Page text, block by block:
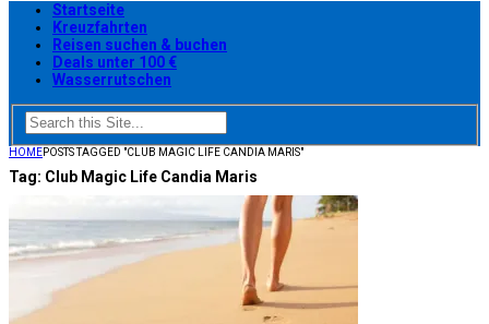
Startseite
Kreuzfahrten
Reisen suchen & buchen
Deals unter 100 €
Wasserrutschen
HOMEPOSTS TAGGED "CLUB MAGIC LIFE CANDIA MARIS"
Tag: Club Magic Life Candia Maris